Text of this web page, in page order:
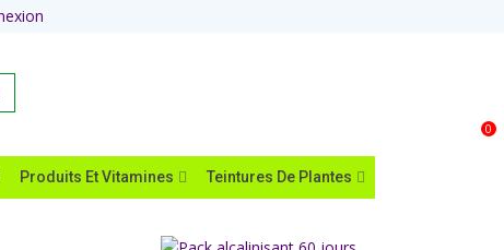
0
Produits Et Vitamines Teintures De Plantes